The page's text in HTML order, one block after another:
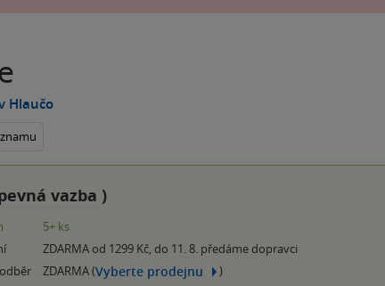
Hlaučo
vazba )
5+ ks
ZDARMA od 1299 Kč, do 11. 8. předáme dopravci
ZDARMA (Vyberte prodejnu )